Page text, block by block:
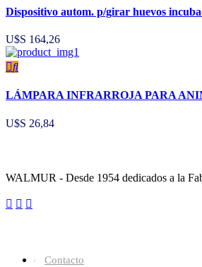
Dispositivo autom. p/girar huevos
U$S 164,26
LÁMPARA INFRARROJA PARA
U$S 26,84
WALMUR - Desde 1954 dedicados a la
Contacto